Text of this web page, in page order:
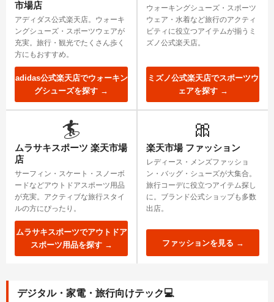
市場店
アディダス公式楽天店。ウォーキ
ングシューズ・スポーツウェアが
充実。旅行・観光でたくさん歩く
方にもおすすめ。
adidas公式楽天店でウォーキン
グシューズを探す →
ウォーキングシューズ・スポーツ
ウェア・水着など旅行のアクティ
ビティに役立つアイテムが揃うミ
ズノ公式楽天店。
ミズノ公式楽天店でスポーツウ
ェアを探す →
🏄
ムラサキスポーツ 楽天市場
店
サーフィン・スケート・スノーボ
ードなどアウトドアスポーツ用品
が充実。アクティブな旅行スタイ
ルの方にぴったり。
ムラサキスポーツでアウトドア
スポーツ用品を探す →
🎀
楽天市場 ファッション
レディース・メンズファッショ
ン・バッグ・シューズが大集合。
旅行コーデに役立つアイテム探し
に。ブランド公式ショップも多数
出店。
ファッションを見る →
デジタル・家電・旅行向けテック💻